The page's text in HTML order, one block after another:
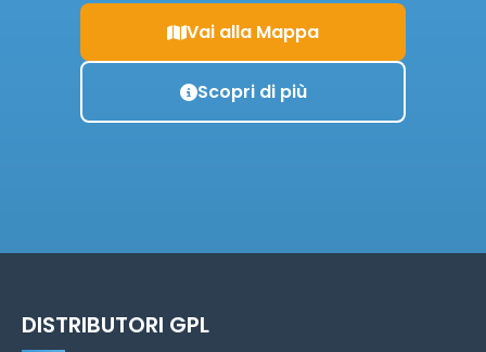
Vai alla Mappa
Scopri di più
DISTRIBUTORI GPL